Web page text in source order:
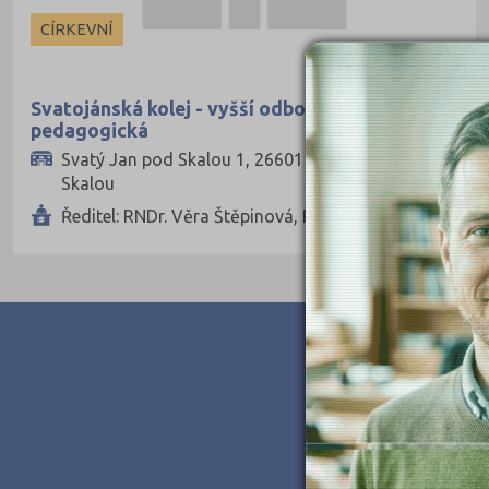
Ekonomické
Informatické
Dopravní
Grafické
Hotelnictví a cestovní ruch
CÍRKEVNÍ
Svatojánská kolej - vyšší odborná škola
pedagogická
Svatý Jan pod Skalou 1, 26601 Svatý Jan pod
Skalou
Ředitel: RNDr. Věra Štěpinová, PhD.